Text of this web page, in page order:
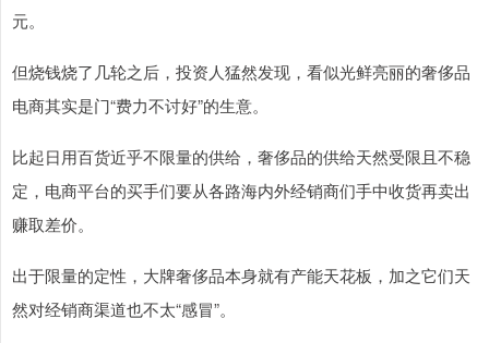
元。
但烧钱烧了几轮之后，投资人猛然发现，看似光鲜亮丽的奢侈品
电商其实是门“费力不讨好”的生意。
比起日用百货近乎不限量的供给，奢侈品的供给天然受限且不稳
定，电商平台的买手们要从各路海内外经销商们手中收货再卖出
赚取差价。
出于限量的定性，大牌奢侈品本身就有产能天花板，加之它们天
然对经销商渠道也不太“感冒”。